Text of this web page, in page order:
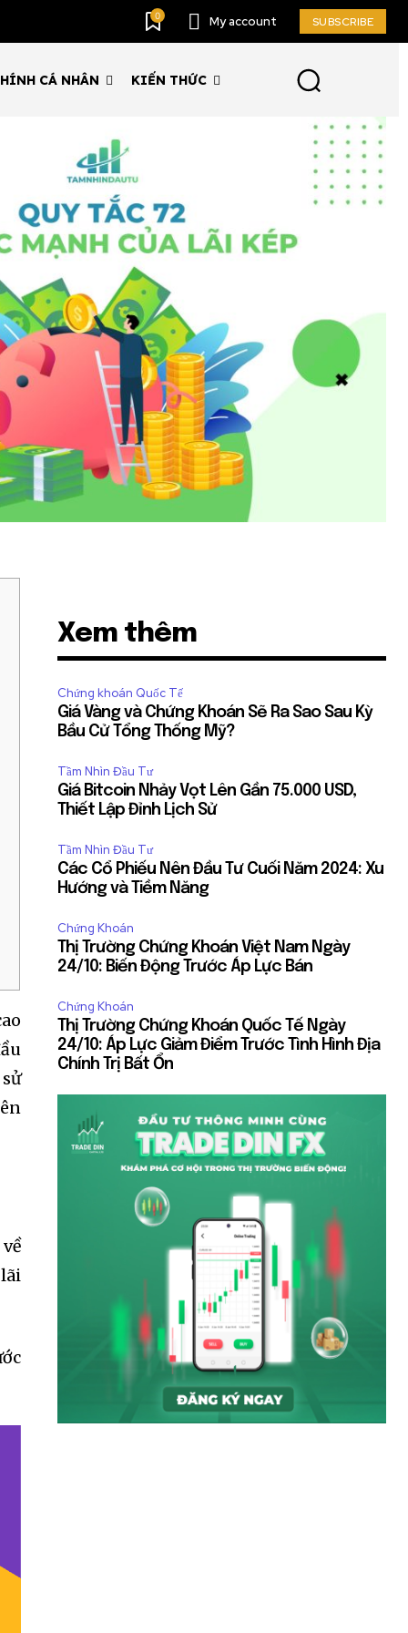
0 My account SUBSCRIBE
CÁ NHÂN KIẾN THỨC
Xem thêm
Chứng khoán Quốc Tế
Giá Vàng và Chứng Khoán Sẽ Ra Sao Sau Kỳ
Bầu Cử Tổng Thống Mỹ?
Tầm Nhìn Đầu Tư
Giá Bitcoin Nhảy Vọt Lên Gần 75.000 USD,
Thiết Lập Đỉnh Lịch Sử
Tầm Nhìn Đầu Tư
Các Cổ Phiếu Nên Đầu Tư Cuối Năm 2024: Xu
Hướng và Tiềm Năng
Chứng Khoán
Thị Trường Chứng Khoán Việt Nam Ngày
24/10: Biến Động Trước Áp Lực Bán
Chứng Khoán
Thị Trường Chứng Khoán Quốc Tế Ngày
24/10: Áp Lực Giảm Điểm Trước Tình Hình Địa
Chính Trị Bất Ổn